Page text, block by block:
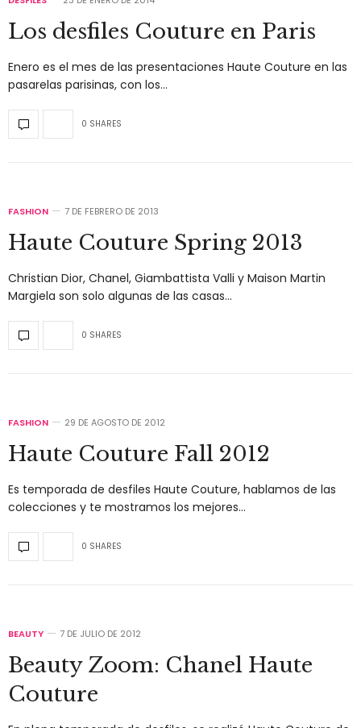
Los desfiles Couture en Paris
Enero es el mes de las presentaciones Haute Couture en las
pasarelas parisinas, con los…
0 SHARES
FASHION 7 DE FEBRERO DE 2013
Haute Couture Spring 2013
Christian Dior, Chanel, Giambattista Valli y Maison Martin
Margiela son solo algunas de las casas…
0 SHARES
FASHION 29 DE AGOSTO DE 2012
Haute Couture Fall 2012
Es temporada de desfiles Haute Couture, hablamos de las
colecciones y te mostramos los mejores…
0 SHARES
BEAUTY 7 DE JULIO DE 2012
Beauty Zoom: Chanel Haute
Couture